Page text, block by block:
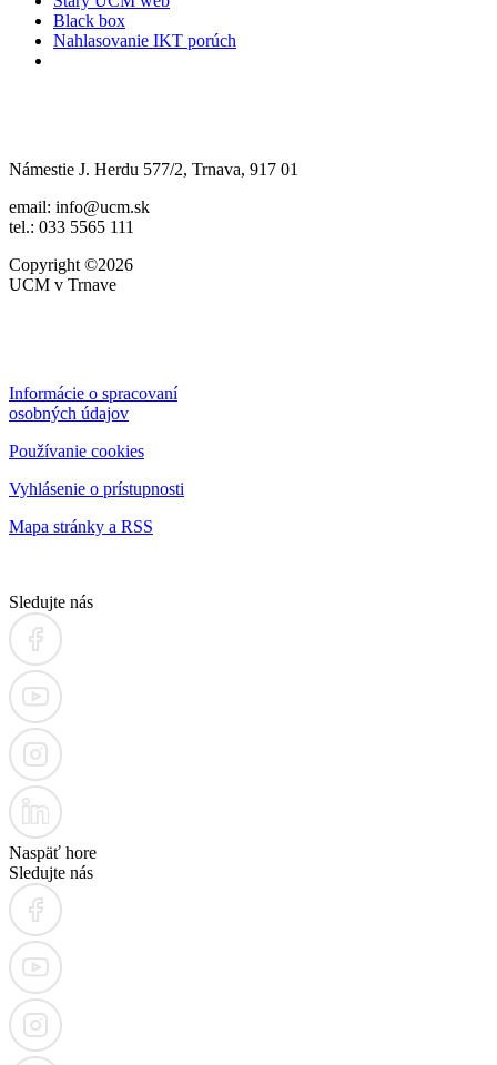
Black box
Nahlasovanie IKT porúch
Námestie J. Herdu 577/2, Trnava, 917 01
email: info@ucm.sk
tel.: 033 5565 111
Copyright ©2026
UCM v Trnave
Informácie o spracovaní
osobných údajov
Používanie cookies
Vyhlásenie o prístupnosti
Mapa stránky a RSS
Sledujte nás
Naspäť hore
Sledujte nás